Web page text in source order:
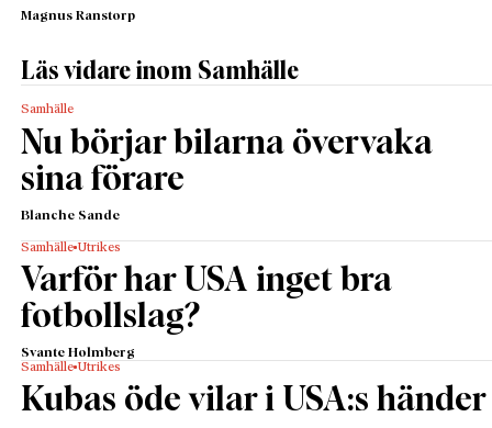
Magnus Ranstorp
Läs vidare inom Samhälle
Samhälle
Nu börjar bilarna övervaka
sina förare
Blanche Sande
Samhälle Utrikes
Varför har USA inget bra
fotbollslag?
Svante Holmberg
Samhälle Utrikes
Kubas öde vilar i USA:s händer